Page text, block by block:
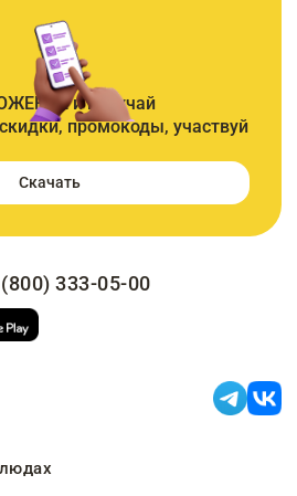
и получай
промокоды, участвуй
Скачать
333-05-00